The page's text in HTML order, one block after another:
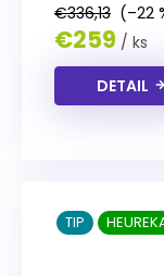
€336,13 (–22
€259 / ks
DETAIL
TIP